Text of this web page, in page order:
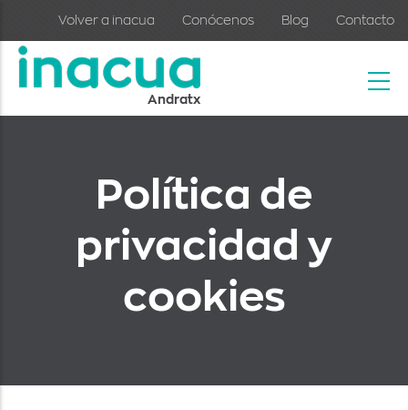
Skip to main content
Volver a inacua Conócenos Blog Contacto
Andratx
Política de
privacidad y
cookies